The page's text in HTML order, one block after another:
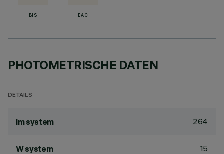
BIS EAC
PHOTOMETRISCHE DATEN
DETAILS
lm system 264
W system 15